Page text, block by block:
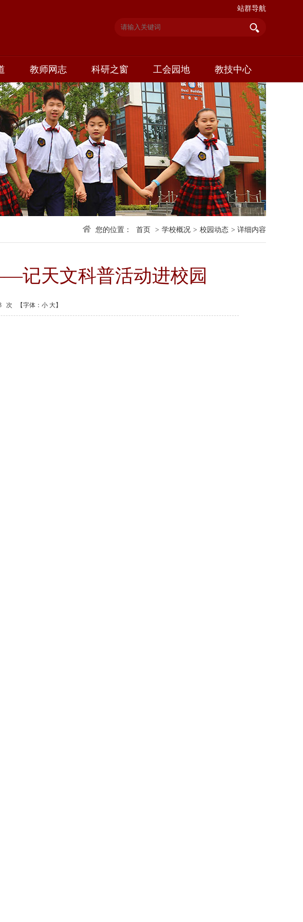
站群导航
教师网志 科研之窗 工会园地 教技中心
您的位置： 首页 > 学校概况 > 校园动态 > 详细内容
记天文科普活动进校园
次 【字体： 小 大】